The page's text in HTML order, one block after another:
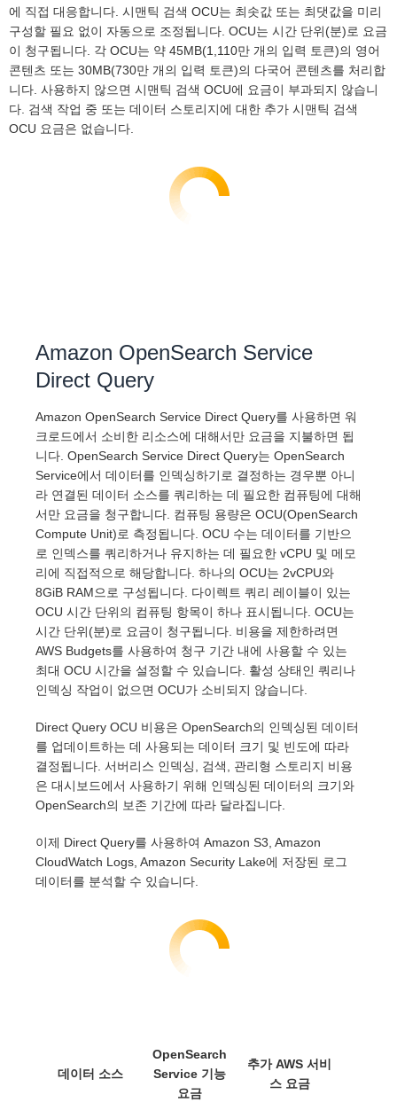
에 직접 대응합니다. 시맨틱 검색 OCU는 최솟값 또는 최댓값을 미리
구성할 필요 없이 자동으로 조정됩니다. OCU는 시간 단위(분)로 요금
이 청구됩니다. 각 OCU는 약 45MB(1,110만 개의 입력 토큰)의 영어
콘텐츠 또는 30MB(730만 개의 입력 토큰)의 다국어 콘텐츠를 처리합
니다. 사용하지 않으면 시맨틱 검색 OCU에 요금이 부과되지 않습니
다. 검색 작업 중 또는 데이터 스토리지에 대한 추가 시맨틱 검색
OCU 요금은 없습니다.
Amazon OpenSearch Service
Direct Query
Amazon OpenSearch Service Direct Query를 사용하면 워
크로드에서 소비한 리소스에 대해서만 요금을 지불하면 됩
니다. OpenSearch Service Direct Query는 OpenSearch
Service에서 데이터를 인덱싱하기로 결정하는 경우뿐 아니
라 연결된 데이터 소스를 쿼리하는 데 필요한 컴퓨팅에 대해
서만 요금을 청구합니다. 컴퓨팅 용량은 OCU(OpenSearch
Compute Unit)로 측정됩니다. OCU 수는 데이터를 기반으
로 인덱스를 쿼리하거나 유지하는 데 필요한 vCPU 및 메모
리에 직접적으로 해당합니다. 하나의 OCU는 2vCPU와
8GiB RAM으로 구성됩니다. 다이렉트 쿼리 레이블이 있는
OCU 시간 단위의 컴퓨팅 항목이 하나 표시됩니다. OCU는
시간 단위(분)로 요금이 청구됩니다. 비용을 제한하려면
AWS Budgets를 사용하여 청구 기간 내에 사용할 수 있는
최대 OCU 시간을 설정할 수 있습니다. 활성 상태인 쿼리나
인덱싱 작업이 없으면 OCU가 소비되지 않습니다.
Direct Query OCU 비용은 OpenSearch의 인덱싱된 데이터
를 업데이트하는 데 사용되는 데이터 크기 및 빈도에 따라
결정됩니다. 서버리스 인덱싱, 검색, 관리형 스토리지 비용
은 대시보드에서 사용하기 위해 인덱싱된 데이터의 크기와
OpenSearch의 보존 기간에 따라 달라집니다.
이제 Direct Query를 사용하여 Amazon S3, Amazon
CloudWatch Logs, Amazon Security Lake에 저장된 로그
데이터를 분석할 수 있습니다.
데이터 소스
OpenSearch
Service 기능
요금
추가 AWS 서비
스 요금